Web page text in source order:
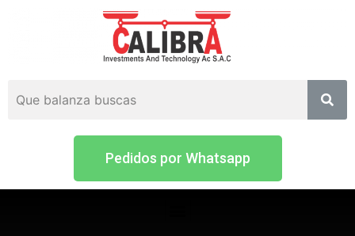
Pedidos por Whatsapp